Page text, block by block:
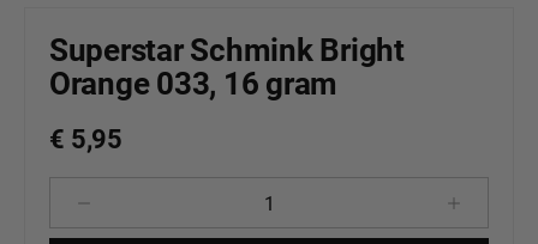
Superstar Schmink Bright
Orange 033, 16 gram
€ 5,95
Producthoeveelheid: Voer de